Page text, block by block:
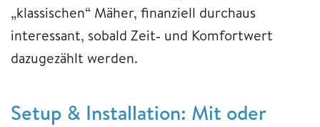
„klassischen“ Mäher, finanziell durchaus
interessant, sobald Zeit‑ und Komfortwert
dazugezählt werden.
Setup & Installation: Mit oder